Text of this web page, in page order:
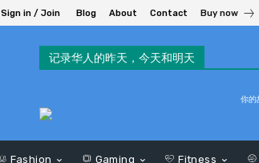
Sign in / Join Blog About Contact Buy now
记录华人的昨天，今天和明天
你的
Fashion Gaming Fitness